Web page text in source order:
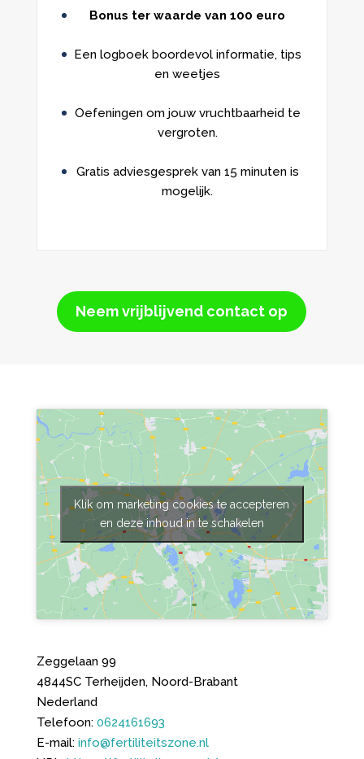
Bonus ter waarde van 100 euro
Een logboek boordevol informatie, tips
en weetjes
Oefeningen om jouw vruchtbaarheid te
vergroten.
Gratis adviesgesprek van 15 minuten is
mogelijk.
Neem vrijblijvend contact op
Klik om marketing cookies te accepteren
en deze inhoud in te schakelen
Zeggelaan 99
4844SCTerheijden, Noord-Brabant
Nederland
Telefoon: 0624161693
E-mail: info@fertiliteitszone.nl